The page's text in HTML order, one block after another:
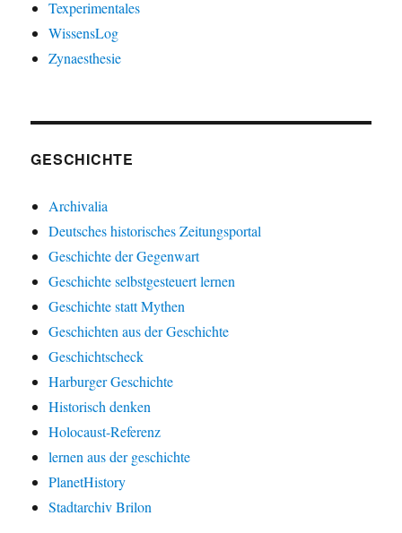
Texperimentales
WissensLog
Zynaesthesie
GESCHICHTE
Archivalia
Deutsches historisches Zeitungsportal
Geschichte der Gegenwart
Geschichte selbstgesteuert lernen
Geschichte statt Mythen
Geschichten aus der Geschichte
Geschichtscheck
Harburger Geschichte
Historisch denken
Holocaust-Referenz
lernen aus der geschichte
PlanetHistory
Stadtarchiv Brilon